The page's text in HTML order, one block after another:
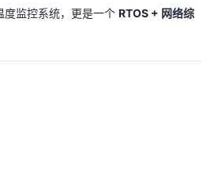
度监控系统，更是一个 RTOS + 网络综